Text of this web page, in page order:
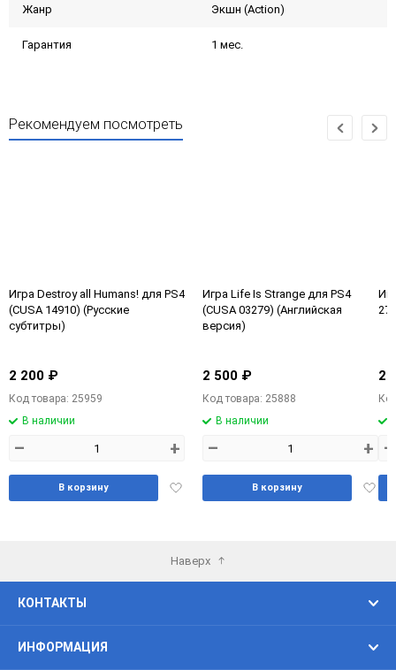
Жанр Экшн (Action)
Гарантия 1 мес.
Рекомендуем посмотреть
Игра Destroy all Humans! для PS4
(CUSA 14910) (Русские
субтитры)
2 200 ₽
Код товара: 25959
В наличии
– +
Добавить
В корзину
Игра Life Is Strange для PS4
(CUSA 03279) (Английская
версия)
2 500 ₽
Код товара: 25888
В наличии
– +
В корзину
2
–
Наверх
КОНТАКТЫ
ИНФОРМАЦИЯ